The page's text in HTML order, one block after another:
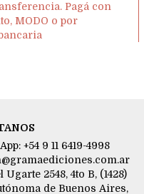
Pagá con
MODO o por
+54 9 11 6419-4998
Ugarte 2548, 4to B, (1428)
de Buenos Aires,